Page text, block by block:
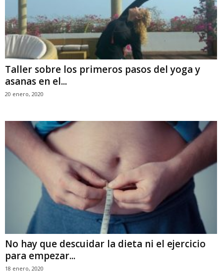
Taller sobre los primeros pasos del yoga y
asanas en el...
20 enero, 2020
No hay que descuidar la dieta ni el ejercicio
para empezar...
18 enero, 2020